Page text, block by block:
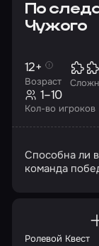
По
Чужого
Возраст
12+
Кол-во игроков
1–10
Способна ли
команда
Ролевой Квест